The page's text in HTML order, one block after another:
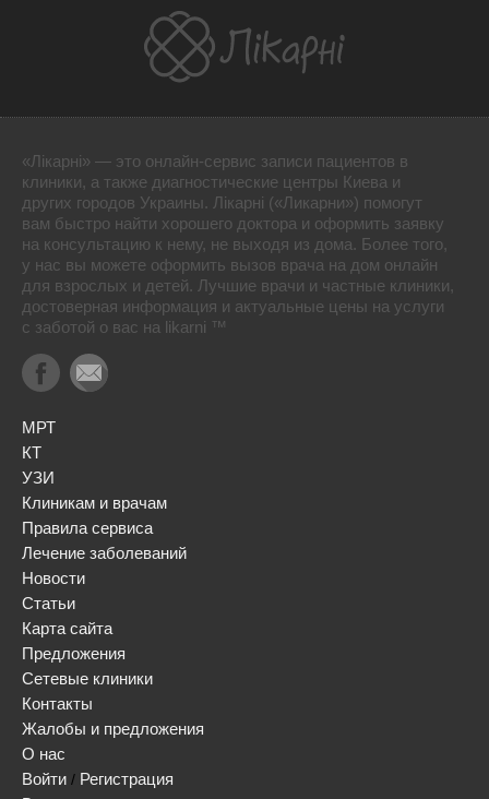
«Лікарні» — это онлайн-сервис записи пациентов в
клиники, а также диагностические центры Киева и
других городов Украины. Лікарні («Ликарни») помогут
вам быстро найти хорошего доктора и оформить заявку
на консультацию к нему, не выходя из дома. Более того,
у нас вы можете оформить вызов врача на дом онлайн
для взрослых и детей. Лучшие врачи и частные клиники,
достоверная информация и актуальные цены на услуги
с заботой о вас на likarni ™
МРТ
КТ
УЗИ
Клиникам и врачам
Правила сервиса
Лечение заболеваний
Новости
Статьи
Карта сайта
Предложения
Сетевые клиники
Контакты
Жалобы и предложения
О нас
Войти / Регистрация